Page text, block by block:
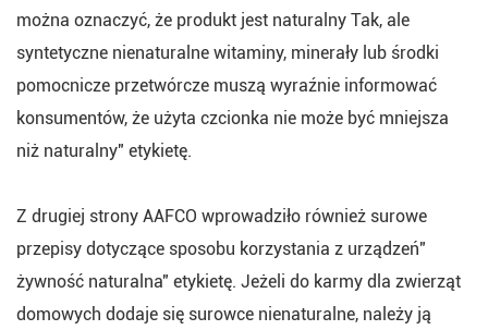
można oznaczyć, że produkt jest naturalny Tak, ale
syntetyczne nienaturalne witaminy, minerały lub środki
pomocnicze przetwórcze muszą wyraźnie informować
konsumentów, że użyta czcionka nie może być mniejsza
niż naturalny" etykietę.
Z drugiej strony AAFCO wprowadziło również surowe
przepisy dotyczące sposobu korzystania z urządzeń"
żywność naturalna" etykietę. Jeżeli do karmy dla zwierząt
domowych dodaje się surowce nienaturalne, należy ją